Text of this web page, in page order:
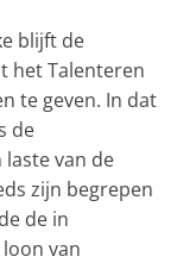
blijft de
het Talenteren
te geven. In dat
de
van de
zijn begrepen
de in
van